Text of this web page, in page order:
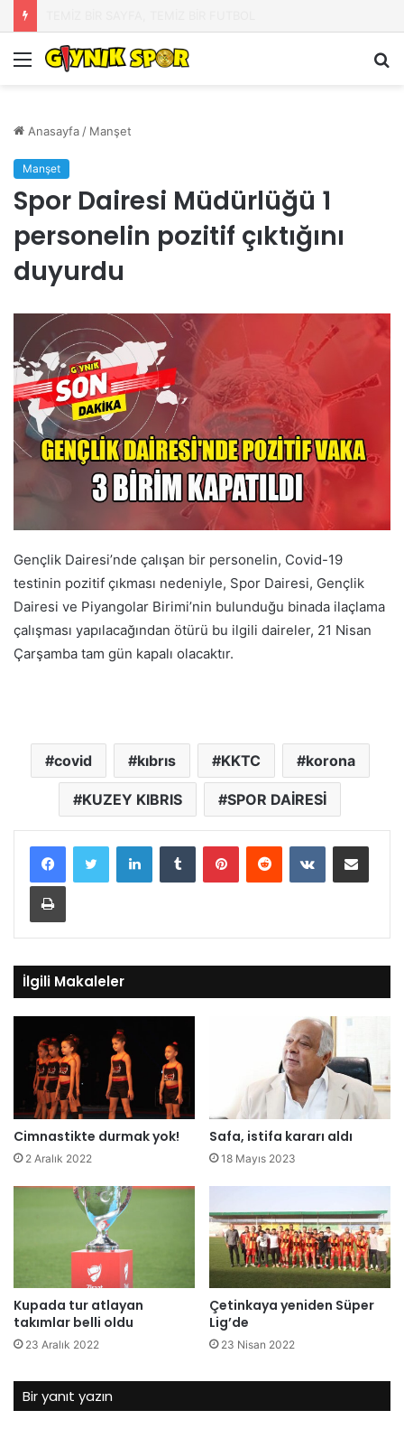
Menü
Anasayfa / Manşet
Manşet
Spor Dairesi Müdürlüğü 1
personelin pozitif çıktığını
duyurdu
Gençlik Dairesi’nde çalışan bir personelin, Covid-19
testinin pozitif çıkması nedeniyle, Spor Dairesi, Gençlik
Dairesi ve Piyangolar Birimi’nin bulunduğu binada ilaçlama
çalışması yapılacağından ötürü bu ilgili daireler, 21 Nisan
Çarşamba tam gün kapalı olacaktır.
covid kıbrıs KKTC korona
KUZEY KIBRIS SPOR DAİRESİ
LinkedInTumblr PinterestReddit VKontakteE-Posta ile paylaş
Yazdır
İlgili Makaleler
Cimnastikte durmak yok!
2 Aralık 2022
Safa, istifa kararı aldı
18 Mayıs 2023
Kupada tur atlayan
takımlar belli oldu
23 Aralık 2022
Çetinkaya yeniden Süper
Lig’de
23 Nisan 2022
Bir yanıt yazın